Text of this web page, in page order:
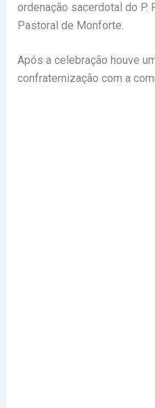
ordenação sacerdotal do P.
Pastoral de Monforte.
Após a celebração houve
confraternização com a